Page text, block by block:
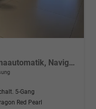
GO+ 1.2 MT 58 kW (79 PS) Klimaautomatik, Navigationssystem, Apple CarPlay & Android Auto, Sitzheizung, Lenkradheizung, Einparkhilfe hinten, Rückfahrkamera, Privacy Glass, 15" Leichtmetallfelgen, uvm.
5-Gang
Red Pearl